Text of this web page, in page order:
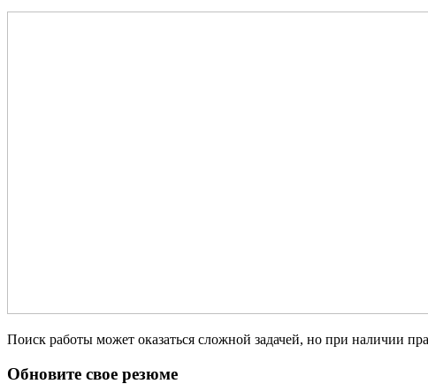
Поиск работы может оказаться сложной задачей, но при наличии
Обновите свое резюме